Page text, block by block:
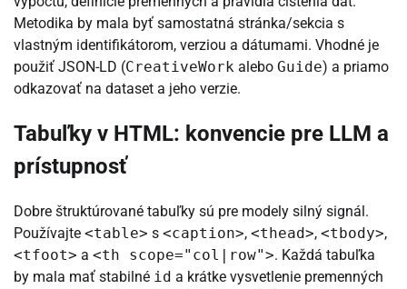
Metodika by mala byť samostatná stránka/sekcia s
vlastným identifikátorom, verziou a dátumami. Vhodné je
použiť JSON-LD (CreativeWork alebo Guide) a priamo
odkazovať na dataset a jeho verzie.
Tabuľky v HTML: konvencie pre LLM a
prístupnosť
Dobre štruktúrované tabuľky sú pre modely silný signál.
Používajte <table> s <caption>, <thead>, <tbody>,
<tfoot> a <th scope="col|row">. Každá tabuľka
by mala mať stabilné id a krátke vysvetlenie premenných